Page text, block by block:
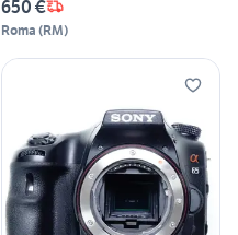
650 €
Roma (RM)